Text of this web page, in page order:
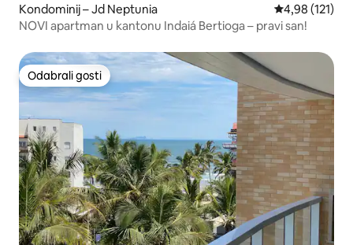
Kondominij – Jd Neptunia Prosječna
4,98 (121)
NOVI apartman u kantonu Indaiá Bertioga – pravi san!
Odabrali gosti
Odabrali gosti